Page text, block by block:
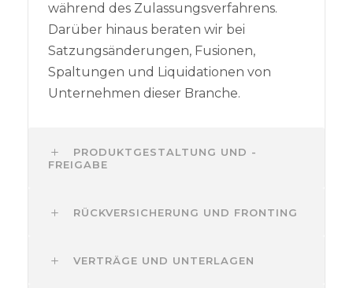
während des Zulassungsverfahrens.
Darüber hinaus beraten wir bei
Satzungsänderungen, Fusionen,
Spaltungen und Liquidationen von
Unternehmen dieser Branche.
PRODUKTGESTALTUNG UND -
FREIGABE
RÜCKVERSICHERUNG UND FRONTING
VERTRÄGE UND UNTERLAGEN